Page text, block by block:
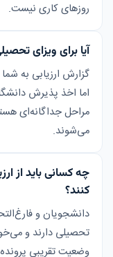
روزهای کاری نیست.
آیا برای ویزای
گزارش ارزیابی به
اما اخذ پذیرش
مراحل جداگانه‌ای
می‌شوند.
چه کسانی باید از
کنند؟
دانشجویان و
تحصیلی دارند و
وضعیت تقریبی